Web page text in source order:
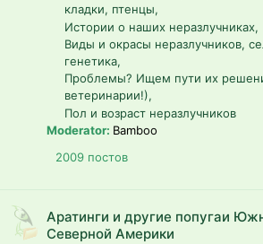
кладки, птенцы
Истории о наших неразлучниках
Виды и окрасы неразлучников,
генетика
Проблемы? Ищем пути их
ветеринарии!)
Пол и возраст неразлучников
Moderator: Bamboo
2009 постов
Аратинги и другие попугаи
Северной Америки